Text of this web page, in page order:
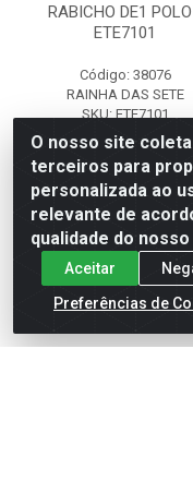
RABICHO DE1
ETE7101
Código: 38076
RAINHA DAS SETE
SKU: ETE7101
Faça seu login ou
cadastre-se para
ver preços e
comprar
O nosso site
terceiros para
personalizada ao
relevante de
qualidade do
Aceitar
Preferências de